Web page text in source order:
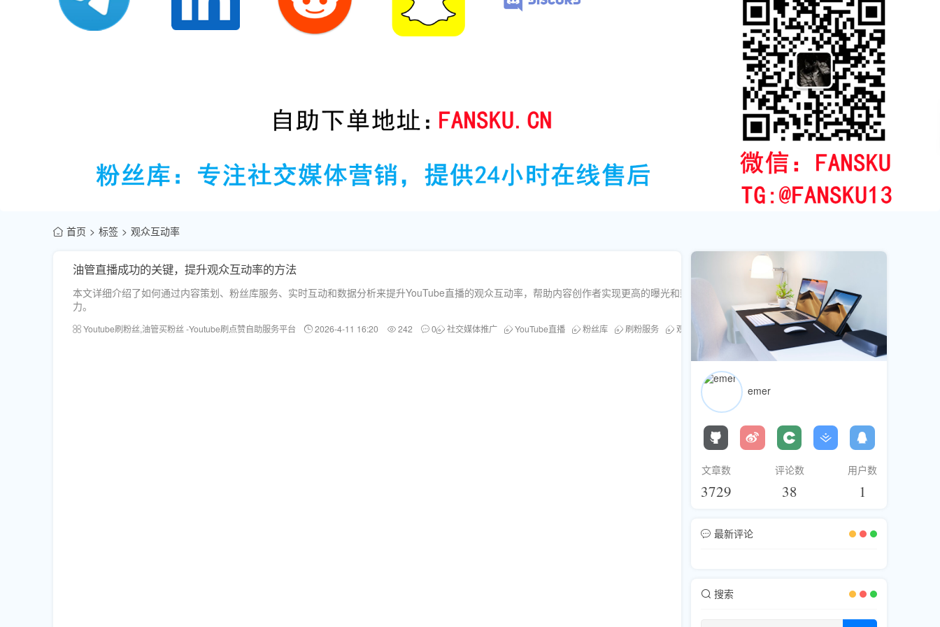
首页 标签 观众互动率
油管直播成功的关键，提升观众互动率的方法
本文详细介绍了如何通过内容策划、粉丝库服务、实时互动和数据分析来提升YouTube直播的观众互动率，帮助内容创作者实现更高的曝光和影响
力。
Youtube刷粉丝,油管买粉丝 -Youtube刷点赞自助服务平台 2026-4-11 16:20 242 0 社交媒体推广 YouTube直播 粉丝库 刷粉服务 观众互动率
emer
文章数
3729
评论数
38
用户数
1
最新评论
搜索